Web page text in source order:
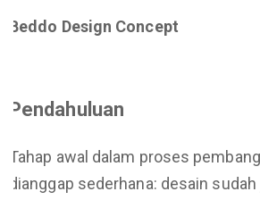
Beddo Design Concept
Pendahuluan
Tahap awal dalam proses
dianggap sederhana: desain sudah